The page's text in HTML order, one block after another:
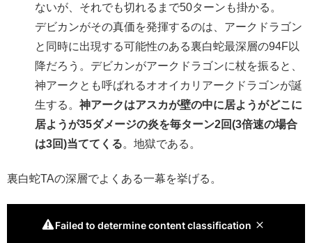
ないが、それでも切れるまで50ターンも掛かる。
デビカンがその真価を発揮するのは、アークドラゴン
と同時に出現する可能性のある裏白蛇最深層の94F以
降だろう。デビカンがアークドラゴンに杖を振ると、
神アークとも呼ばれるオオイカリアークドラゴンが誕
生する。 神アークはアスカが壁の中に居ようがどこに
居ようが35ダメージの炎を毎ターン2回(3倍速の場合
は3回)当ててくる。地獄である。
裏白蛇TAの深層でよくある一幕を挙げる。